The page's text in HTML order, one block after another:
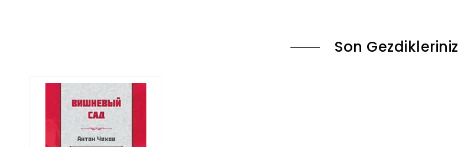
Son Gezdikleriniz